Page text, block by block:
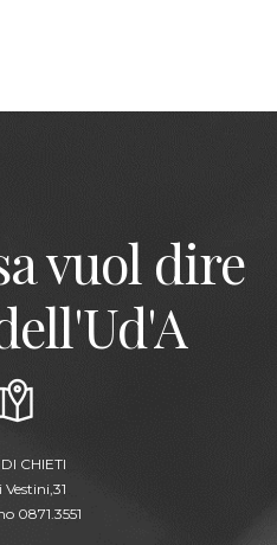
vuol dire
CHIETI
Vestini,31
0871.3551